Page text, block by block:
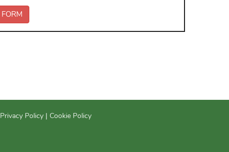
FORM
Privacy Policy | Cookie Policy